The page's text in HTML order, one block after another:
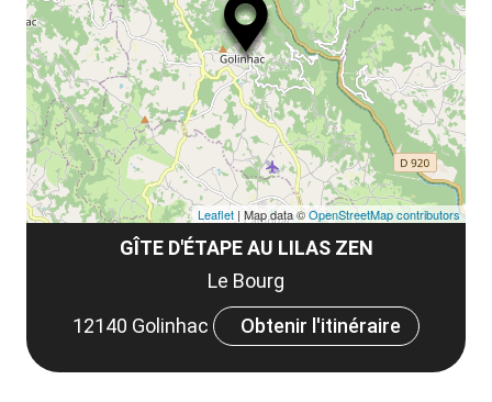
et
GÎTE D'ÉTAPE AU LILAS ZEN
Le Bourg
12140 Golinhac
Obtenir l'itinéraire
Leaflet | Map data ©OpenStreetMap contributors